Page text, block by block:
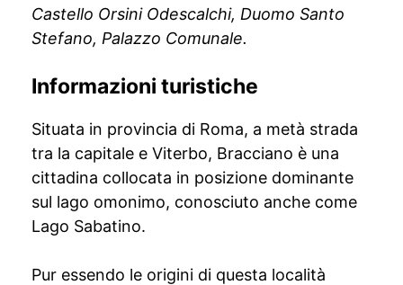
Castello Orsini Odescalchi, Duomo Santo
Stefano, Palazzo Comunale.
Informazioni turistiche
Situata in provincia di Roma, a metà strada
tra la capitale e Viterbo, Bracciano è una
cittadina collocata in posizione dominante
sul lago omonimo, conosciuto anche come
Lago Sabatino.
Pur essendo le origini di questa località